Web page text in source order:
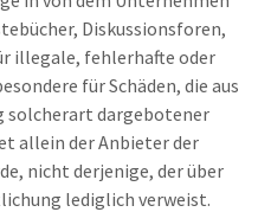
Diskussionsforen,
illegale, fehlerhafte oder
für Schäden, die aus
solcherart dargebotener
allein der Anbieter der
nicht derjenige, der über
lediglich verweist.